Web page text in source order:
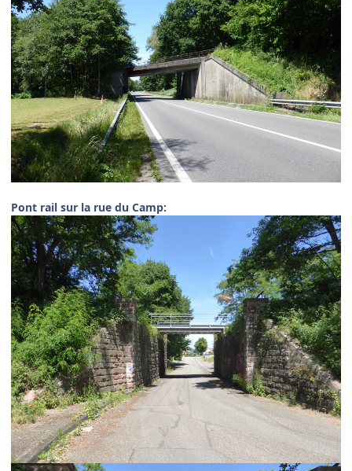
Pont rail sur la rue du Camp: